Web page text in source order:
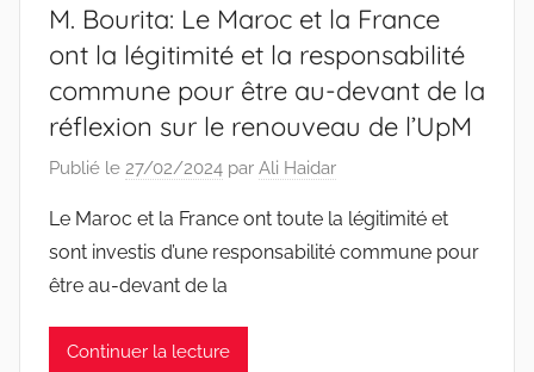
M. Bourita: Le Maroc et la France
ont la légitimité et la responsabilité
commune pour être au-devant de la
réflexion sur le renouveau de l’UpM
Publié le 27/02/2024 par Ali Haidar
Le Maroc et la France ont toute la légitimité et
sont investis d’une responsabilité commune pour
être au-devant de la
Continuer la lecture